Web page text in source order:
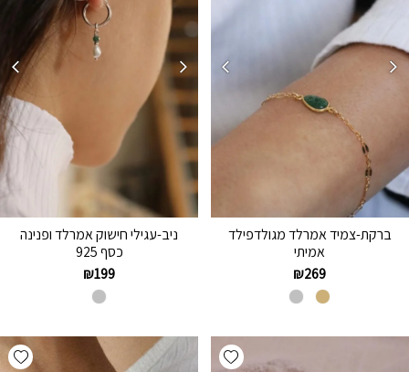
ברקת-צמיד אמרלד מגולדפילד
אמיתי
₪269
ניב-עגילי חישוק אמרלד ופנינה
כסף 925
₪199
Add wishlist